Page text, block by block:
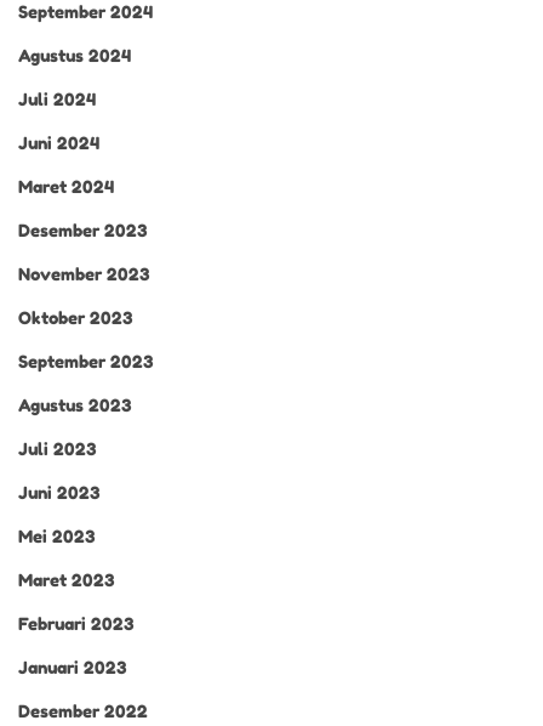
September 2024
Agustus 2024
Juli 2024
Juni 2024
Maret 2024
Desember 2023
November 2023
Oktober 2023
September 2023
Agustus 2023
Juli 2023
Juni 2023
Mei 2023
Maret 2023
Februari 2023
Januari 2023
Desember 2022